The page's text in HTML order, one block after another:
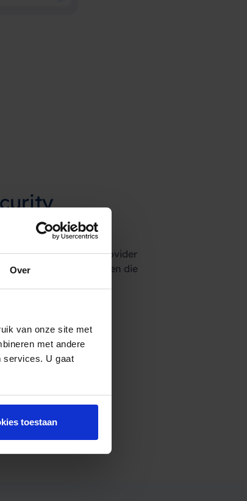
Over
van onze site met
met andere
services. U gaat
toestaan
als enige SMS provider
van uw gegevens en die